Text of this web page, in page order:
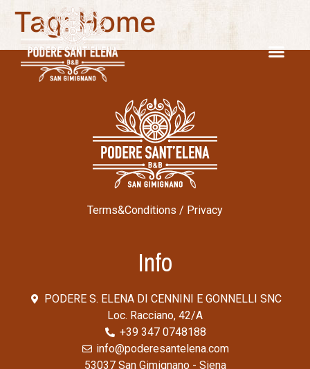
Tag:Home
Terms&Conditions / Privacy
Info
PODERE S. ELENA DI CENNINI E GONNELLI SNC
Loc. Racciano, 42/A
+39 347 0748188
info@poderesantelena.com
53037 San Gimignano - Siena